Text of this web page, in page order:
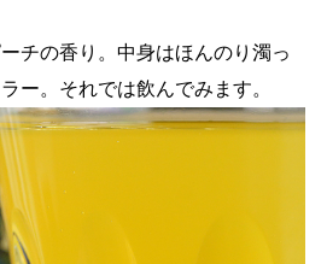
チの香り。中身はほんのり濁っ
ー。それでは飲んでみます。